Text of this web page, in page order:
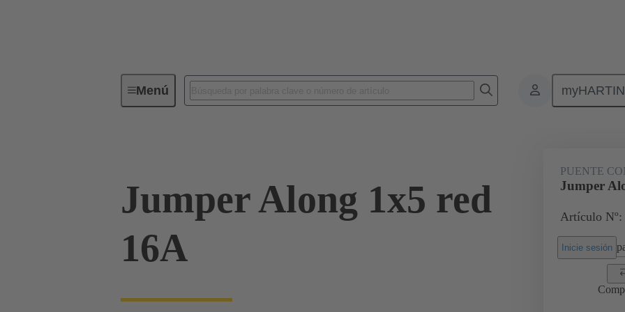
MenúConectores industriales / Han® Accesorios Puentes
Jumper Along 1x5 red
16A
PUENTE
Jumper
Artículo Nº:
Inicie sesión